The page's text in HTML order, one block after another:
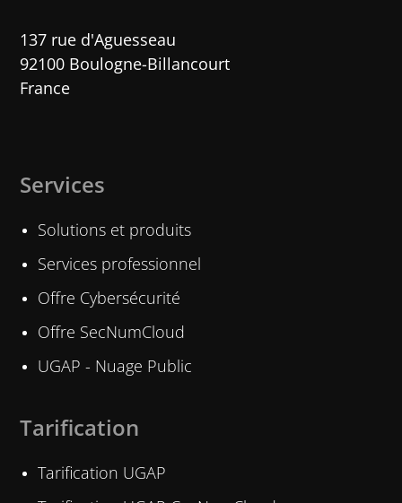
137 rue d'Aguesseau
92100 Boulogne-Billancourt
France
Services
Solutions et produits
Services professionnel
Offre Cybersécurité
Offre SecNumCloud
UGAP - Nuage Public
Tarification
Tarification UGAP